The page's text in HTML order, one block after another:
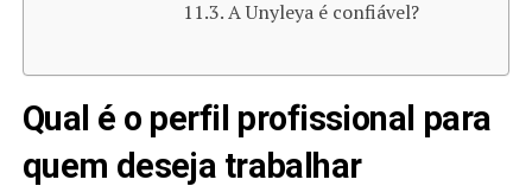
A Unyleya é confiável?
Qual é o perfil profissional para
quem deseja trabalhar